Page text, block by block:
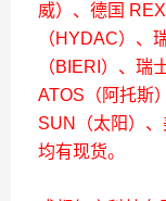
威）、德国
（HYDAC）、
（BIERI）、瑞
ATOS（阿托斯
SUN（太阳）
均有现货。